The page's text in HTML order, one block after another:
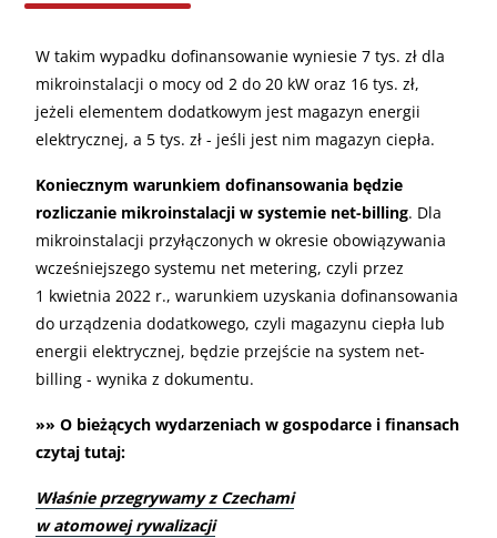
W takim wypadku dofinansowanie wyniesie 7 tys. zł dla
mikroinstalacji o mocy od 2 do 20 kW oraz 16 tys. zł,
jeżeli elementem dodatkowym jest magazyn energii
elektrycznej, a 5 tys. zł - jeśli jest nim magazyn ciepła.
Koniecznym warunkiem dofinansowania będzie
rozliczanie mikroinstalacji w systemie net-billing. Dla
mikroinstalacji przyłączonych w okresie obowiązywania
wcześniejszego systemu net metering, czyli przez
1 kwietnia 2022 r., warunkiem uzyskania dofinansowania
do urządzenia dodatkowego, czyli magazynu ciepła lub
energii elektrycznej, będzie przejście na system net-
billing - wynika z dokumentu.
»» O bieżących wydarzeniach w gospodarce i finansach
czytaj tutaj:
Właśnie przegrywamy z Czechami
w atomowej rywalizacji